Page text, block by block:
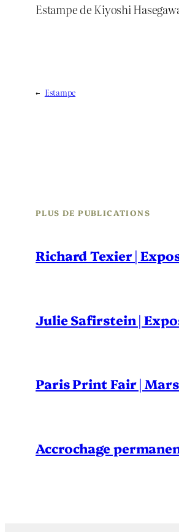
Estampe de Kiyoshi
← Estampe
PLUS DE PUBLICATIONS
Richard Texier |
Julie Safirstein |
Paris Print Fair |
Accrochage